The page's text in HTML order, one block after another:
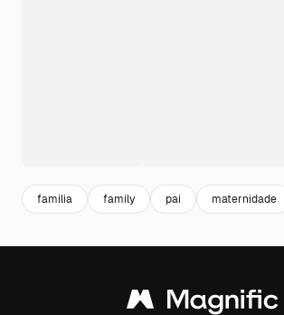
familia family pai maternidade